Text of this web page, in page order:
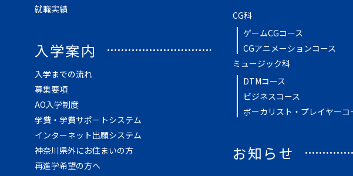
CG科
ゲームCGコース
CGアニメーションコース
ミュージック科
DTMコース
ビジネスコース
ボーカリスト・プレイヤーコ
就職実績
入学案内
入学までの流れ
募集要項
AO入学制度
学費・学費サポートシステム
インターネット出願システム
神奈川県外にお住まいの方
再進学希望の方へ
お知らせ